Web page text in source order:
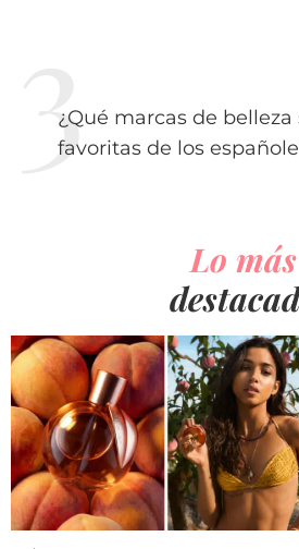
¿Qué marcas de belleza
favoritas de los
Lo más